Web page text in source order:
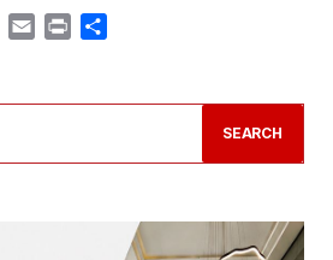
Telegram
Email Print
SEARCH